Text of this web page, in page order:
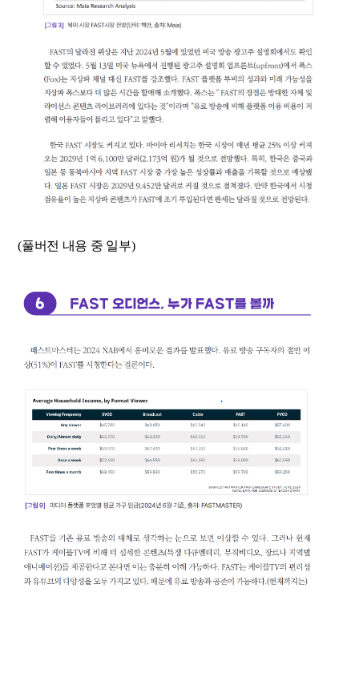
(풀버전 내용 중 일부)